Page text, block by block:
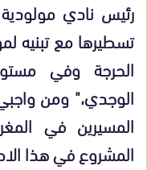
رئيس نادي
تسطيرها مع تبنيه
الحرجة وفي
الوجدي،" ومن واجبي
المسيرين في
المشروع في هذا